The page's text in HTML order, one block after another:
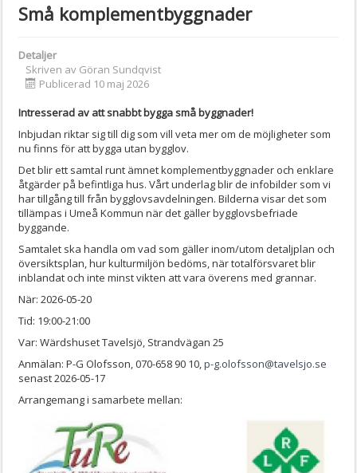
Små komplementbyggnader
Detaljer
Skriven av Göran Sundqvist
Publicerad 10 maj 2026
Intresserad av att snabbt bygga små byggnader!
Inbjudan riktar sig till dig som vill veta mer om de möjligheter som
nu finns för att bygga utan bygglov.
Det blir ett samtal runt ämnet komplementbyggnader och enklare
åtgärder på befintliga hus. Vårt underlag blir de infobilder som vi
har tillgång till från bygglovsavdelningen. Bilderna visar det som
tillämpas i Umeå Kommun när det gäller bygglovsbefriade
byggande.
Samtalet ska handla om vad som gäller inom/utom detaljplan och
översiktsplan, hur kulturmiljön bedöms, när totalförsvaret blir
inblandat och inte minst vikten att vara överens med grannar.
När: 2026-05-20
Tid: 19:00-21:00
Var: Wärdshuset Tavelsjö, Strandvägan 25
Anmälan: P-G Olofsson, 070-658 90 10, p-g.olofsson@tavelsjo.se
senast 2026-05-17
Arrangemang i samarbete mellan: